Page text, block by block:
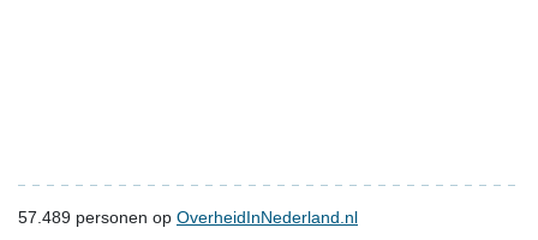
57.489 personen op OverheidInNederland.nl